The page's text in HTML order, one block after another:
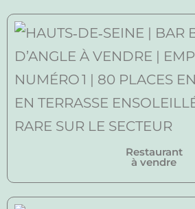
Restaurant
à vendre